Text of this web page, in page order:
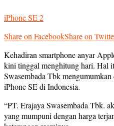
iPhone SE 2
Share on FacebookShare on
Kehadiran smartphone anyar
kini tinggal menghitung hari. Hal
Swasembada Tbk
iPhone SE di Indonesia.
“PT. Erajaya Swasembada Tbk.
yang mumpuni dengan harga